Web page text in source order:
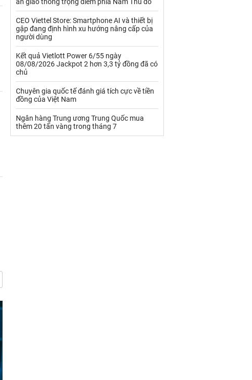
Than Thức ăn chăn nuôi
Thủy hải sản khác Tôm
Xi măng - Clynker
CEO Viettel Store: Smartphone AI và thiết bị
gập đang định hình xu hướng nâng cấp của
người dùng
Kết quả Vietlott Power 6/55 ngày
08/08/2026 Jackpot 2 hơn 3,3 tỷ đồng đã có
chủ
Chuyên gia quốc tế đánh giá tích cực về tiền
đồng của Việt Nam
Ngân hàng Trung ương Trung Quốc mua
thêm 20 tấn vàng trong tháng 7